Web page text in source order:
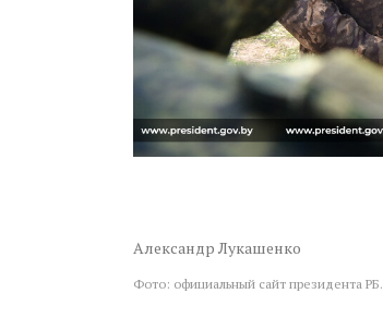
Александр Лукашенко
Фото: официальный сайт президента РБ.